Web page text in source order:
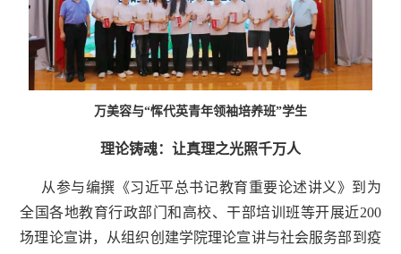
万美容与“恽代英青年领袖培养班”学生
理论铸魂：让真理之光照千万人
从参与编撰《习近平总书记教育重要论述讲义》到为
全国各地教育行政部门和高校、干部培训班等开展近200
场理论宣讲，从组织创建学院理论宣讲与社会服务部到疫